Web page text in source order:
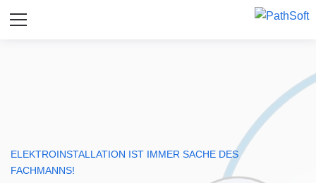
ELEKTROINSTALLATION IST IMMER SACHE DES
FACHMANNS!